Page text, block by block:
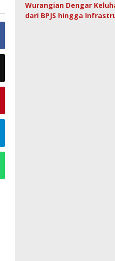
Wurangian Dengar
dari BPJS hingga